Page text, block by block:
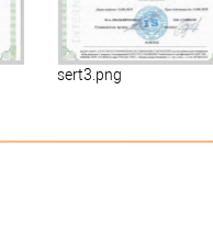
sert3.png